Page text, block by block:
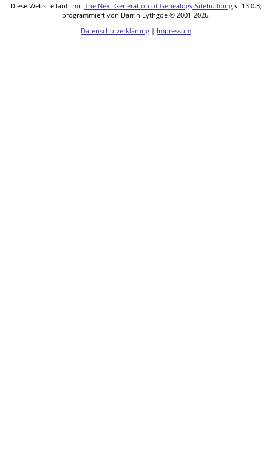
Diese Website läuft mit The Next Generation of Genealogy Sitebuilding v. 13.0.3,
programmiert von Darrin Lythgoe © 2001-2026.
Datenschutzerklärung | Impressum